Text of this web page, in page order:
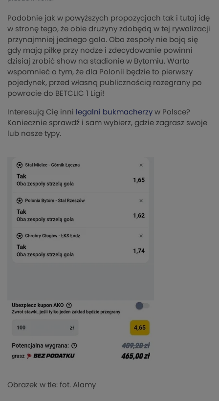
Podobnie jak w powyższych propozycjach tak i tutaj idę
w stronę tego, że obie drużyny zdobędą w tej rywalizacji
przynajmniej jednego gola. Oba zespoły nie boją się
gdy mają piłkę przy nodze i zdecydowanie powinni
dzisiaj zrobić show na stadionie w Bytomiu. Warto
wspomnieć o tym, że dla Polonii będzie to pierwszy
pojedynek, przed własną publicznością rozegrany po
powrocie do BETCLIC 1 Ligi!
Interesują Cię inni legalni bukmacherzy w Polsce?
Koniecznie sprawdź i sam wybierz, gdzie zagrasz swoje
lub nasze typy.
Obrazek w tle: fot. Alamy